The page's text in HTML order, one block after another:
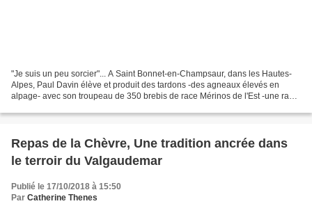
"Je suis un peu sorcier"... A Saint Bonnet-en-Champsaur, dans les Hautes-
Alpes, Paul Davin élève et produit des tardons -des agneaux élevés en
alpage- avec son troupeau de 350 brebis de race Mérinos de l'Est -une race
Repas de la Chèvre, Une tradition ancrée dans
le terroir du Valgaudemar
Publié le 17/10/2018 à 15:50
Par Catherine Thenes